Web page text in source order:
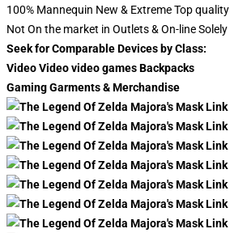
100% Mannequin New & Extreme Top quality
Not On the market in Outlets & On-line Solely
Seek for Comparable Devices by Class:
Video Video video games Backpacks
Gaming Garments & Merchandise